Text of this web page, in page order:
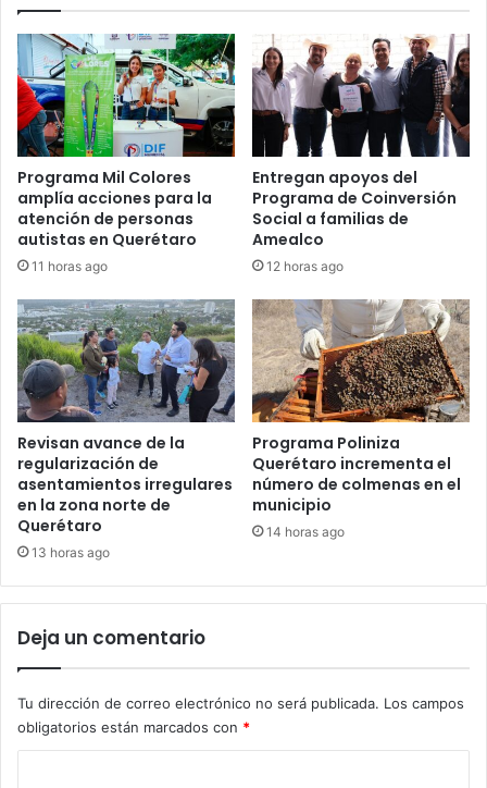
Programa Mil Colores
amplía acciones para la
atención de personas
autistas en Querétaro
11 horas ago
Entregan apoyos del
Programa de Coinversión
Social a familias de
Amealco
12 horas ago
Revisan avance de la
regularización de
asentamientos irregulares
en la zona norte de
Querétaro
13 horas ago
Programa Poliniza
Querétaro incrementa el
número de colmenas en el
municipio
14 horas ago
Deja un comentario
Tu dirección de correo electrónico no será publicada. Los campos
obligatorios están marcados con *